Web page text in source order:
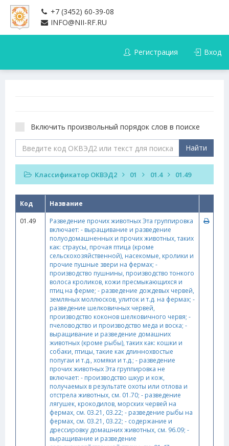
+7 (3452) 60-39-08
INFO@NII-RF.RU
Регистрация Вход
Включить произвольный порядок слов в поиске
Найти
Классификатор ОКВЭД2 01 01.4 01.49
Код
Название
01.49
Разведение прочих животных Эта группировка
включает: - выращивание и разведение
полуодомашненных и прочих животных, таких
как: страусы, прочая птица (кроме
сельскохозяйственной), насекомые, кролики и
прочие пушные звери на фермах; -
производство пушнины, производство тонкого
волоса кроликов, кожи пресмыкающихся и
птиц на ферме; - разведение дождевых червей,
земляных моллюсков, улиток и т.д. на фермах; -
разведение шелковичных червей,
производство коконов шелковичного червя; -
пчеловодство и производство меда и воска; -
выращивание и разведение домашних
животных (кроме рыбы), таких как: кошки и
собаки, птицы, такие как длиннохвостые
попугаи и т.д., хомяки и т.д.; - разведение
прочих животных Эта группировка не
включает: - производство шкур и кож,
получаемых в результате охоты или отлова и
отстрела животных, см. 01.70; - разведение
лягушек, крокодилов, морских червей на
фермах, см. 03.21, 03.22; - разведение рыбы на
фермах, см. 03.21, 03.22; - содержание и
дрессировку домашних животных, см. 96.09; -
выращивание и разведение